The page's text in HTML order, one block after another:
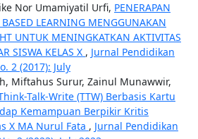
Nor Umamiyatil Urfi, PENERAPAN
LEARNING MENGGUNAKAN
UNTUK MENINGKATKAN AKTIVITAS
SISWA KELAS X , Jurnal Pendidikan
2 (2017): July
Miftahus Surur, Zainul Munawwir,
Talk-Write (TTW) Berbasis Kartu
Kemampuan Berpikir Kritis
X MA Nurul Fata , Jurnal Pendidikan